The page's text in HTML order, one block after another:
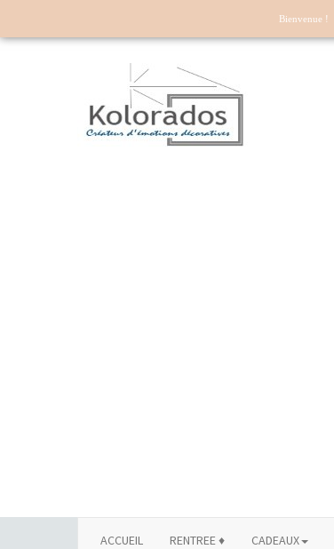
ACCUEIL RENTREE ♦ CADEAUX
Bienvenue !